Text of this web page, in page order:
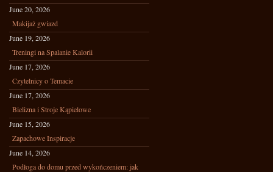
June 20, 2026
Makijaż gwiazd
June 19, 2026
Treningi na Spalanie Kalorii
June 17, 2026
Czytelnicy o Temacie
June 17, 2026
Bielizna i Stroje Kąpielowe
June 15, 2026
Zapachowe Inspiracje
June 14, 2026
Podłoga do domu przed wykończeniem: jak